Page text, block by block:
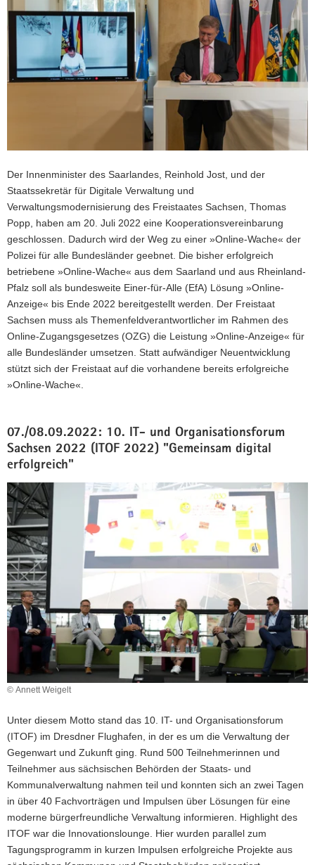
Der Innenminister des Saarlandes, Reinhold Jost, und der
Staatssekretär für Digitale Verwaltung und
Verwaltungsmodernisierung des Freistaates Sachsen, Thomas
Popp, haben am 20. Juli 2022 eine Kooperationsvereinbarung
geschlossen. Dadurch wird der Weg zu einer »Online-Wache« der
Polizei für alle Bundesländer geebnet. Die bisher erfolgreich
betriebene »Online-Wache« aus dem Saarland und aus Rheinland-
Pfalz soll als bundesweite Einer-für-Alle (EfA) Lösung »Online-
Anzeige« bis Ende 2022 bereitgestellt werden. Der Freistaat
Sachsen muss als Themenfeldverantwortlicher im Rahmen des
Online-Zugangsgesetzes (OZG) die Leistung »Online-Anzeige« für
alle Bundesländer umsetzen. Statt aufwändiger Neuentwicklung
stützt sich der Freistaat auf die vorhandene bereits erfolgreiche
»Online-Wache«.
07./08.09.2022: 10. IT- und Organisationsforum
Sachsen 2022 (ITOF 2022) "Gemeinsam digital
erfolgreich"
© Annett Weigelt
Unter diesem Motto stand das 10. IT- und Organisationsforum
(ITOF) im Dresdner Flughafen, in der es um die Verwaltung der
Gegenwart und Zukunft ging. Rund 500 Teilnehmerinnen und
Teilnehmer aus sächsischen Behörden der Staats- und
Kommunalverwaltung nahmen teil und konnten sich an zwei Tagen
in über 40 Fachvorträgen und Impulsen über Lösungen für eine
moderne bürgerfreundliche Verwaltung informieren. Highlight des
ITOF war die Innovationslounge. Hier wurden parallel zum
Tagungsprogramm in kurzen Impulsen erfolgreiche Projekte aus